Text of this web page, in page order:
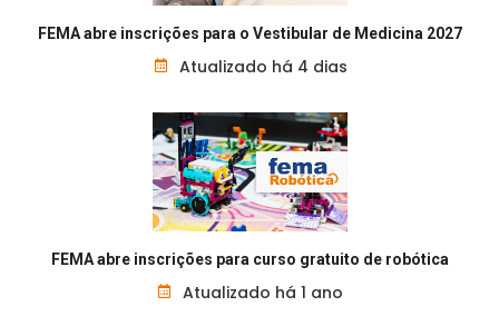
FEMA abre inscrições para o Vestibular de Medicina 2027
Atualizado há 4 dias
FEMA abre inscrições para curso gratuito de robótica
Atualizado há 1 ano